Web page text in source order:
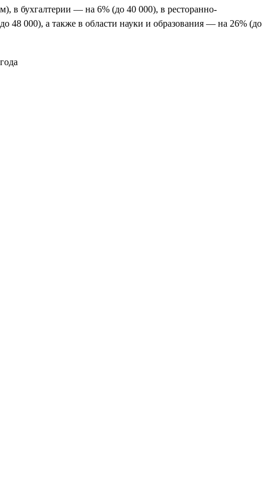
в бухгалтерии — на 6% (до 40 000), в ресторанно-
48 000), а также в области науки и образования — на 26% (до